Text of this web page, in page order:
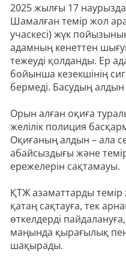
2025 жылғы 17 наурызда
Шамалған темір жол
учаскесі) жүк
адамның кенеттен
тежеуді қолданды. Ер
бойынша кезекшінің
бермеді. Басудың
Орын алған оқиға
желілік полиция
Оқиғаның алдын – ала
абайсыздығы және
ережелерін сақтамауы.
ҚТЖ азаматтарды
қатаң сақтауға, тек
өткелдерді
маңында қырағылық
шақырады.